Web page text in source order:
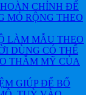
CHỈNH ĐỂ
MỎ RỘNG THEO
LÀM MẪU THEO
DÙNG CÓ THỂ
THẪM MỸ CỦA
GIÚP ĐỂ BỔ